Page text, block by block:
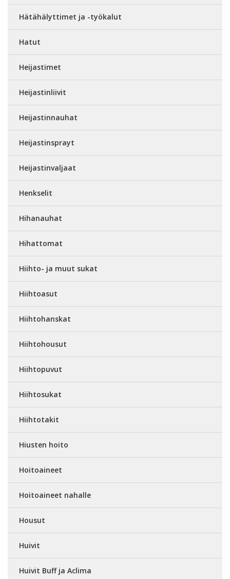
Hätähälyttimet ja -työkalut
Hatut
Heijastimet
Heijastinliivit
Heijastinnauhat
Heijastinsprayt
Heijastinvaljaat
Henkselit
Hihanauhat
Hihattomat
Hiihto- ja muut sukat
Hiihtoasut
Hiihtohanskat
Hiihtohousut
Hiihtopuvut
Hiihtosukat
Hiihtotakit
Hiusten hoito
Hoitoaineet
Hoitoaineet nahalle
Housut
Huivit
Huivit Buff ja Aclima